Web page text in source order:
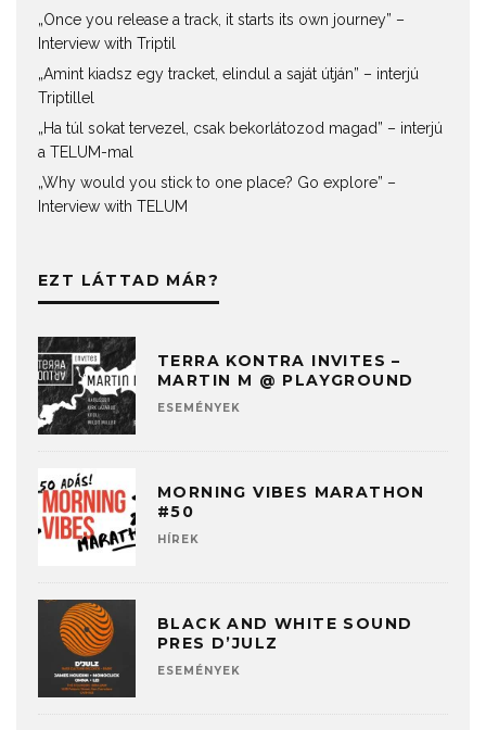
„Once you release a track, it starts its own journey” –
Interview with Triptil
„Amint kiadsz egy tracket, elindul a saját útján” – interjú
Triptillel
„Ha túl sokat tervezel, csak bekorlátozod magad” – interjú
a TELUM-mal
„Why would you stick to one place? Go explore” –
Interview with TELUM
EZT LÁTTAD MÁR?
TERRA KONTRA INVITES –
MARTIN M @ PLAYGROUND
ESEMÉNYEK
MORNING VIBES MARATHON
#50
HÍREK
BLACK AND WHITE SOUND
PRES D’JULZ
ESEMÉNYEK